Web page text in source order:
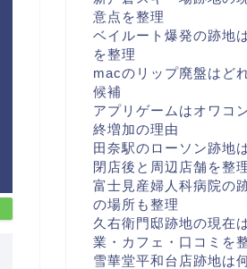
意点を整理
ベイルート爆発の跡地
を整理
macのリップ廃盤はど
候補
アプリゲームはオワコ
終増加の理由
田奈駅のローソン跡地
閉店後と周辺店舗を整
富士見産婦人科病院の
の場所も整理
久右衛門邸跡地の現在
業・カフェ・口コミを
雪華堂平和台店跡地は